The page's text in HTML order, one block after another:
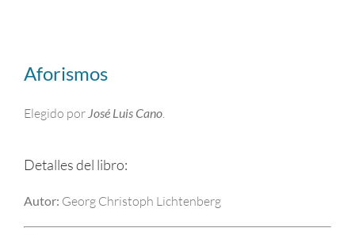
Aforismos
Elegido por José Luis Cano.
Detalles del libro:
Autor: Georg Christoph Lichtenberg